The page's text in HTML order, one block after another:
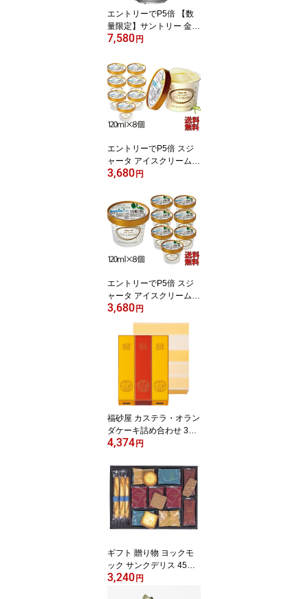
エントリーでP5倍 【数
量限定】サントリー 金麦
そうめん付き 350ml 2ケ
地域除 ビール beer 発泡
酒 新ジャンル エントリ
ーでポイント5倍（8月11
日01：59迄）
7,580 円
エントリーでP5倍 スジ
ャータ アイスクリーム
（バニラ）8個 送料込 の
でポイント5倍（8月11日
01：59迄）
3,680 円
エントリーでP5倍 スジ
ャータ アイスクリーム
（抹茶）8個 送料込 の
し・包装不可 エントリー
でポイント5倍（8月11日
01：59迄）
3,680 円
福砂屋 カステラ・オラン
ダケーキ詰め合わせ 3本
入
4,374 円
ギフト 贈り物 ヨックモ
ック サンクデリス 45個
入
3,240 円